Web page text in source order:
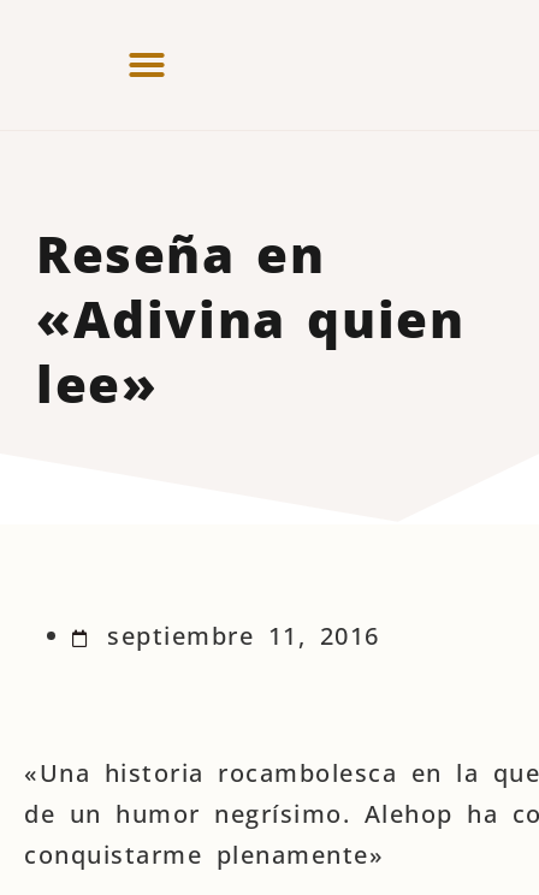
Reseña en
«Adivina quien
lee»
septiembre 11, 2016
«Una historia rocambolesca en la
de un humor negrísimo. Alehop ha
conquistarme plenamente»